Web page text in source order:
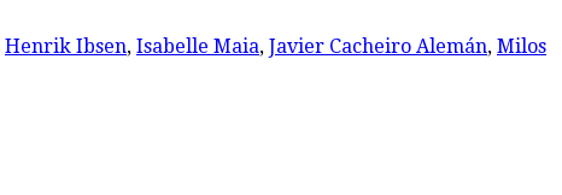
Henrik Ibsen, Isabelle Maia, Javier Cacheiro Alemán, Milos